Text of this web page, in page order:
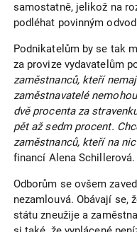
samostatně, jelikož na
podléhat povinným
Podnikatelům by se tak
za provize vydavatelům
zaměstnanců, kteří
zaměstnavatelé
dvě procenta za
pět až sedm procent.
zaměstnanců, kteří na nic
financí Alena Schillerová.
Odborům se ovšem
nezamlouvá. Obávají se,
státu zneužije a